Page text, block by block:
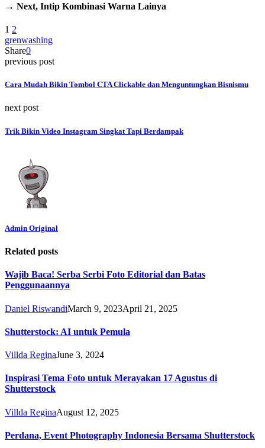
→ Next, Intip Kombinasi Warna Lainya
1 2
grenwashing
Share0
previous post
Cara Mudah Bikin Tombol CTA Clickable dan Menguntungkan Bisnismu
next post
Trik Bikin Video Instagram Singkat Tapi Berdampak
Admin Original
Related posts
Wajib Baca! Serba Serbi Foto Editorial dan Batas
Penggunaannya
Daniel RiswandiMarch 9, 2023April 21, 2025
Shutterstock: AI untuk Pemula
Villda ReginaJune 3, 2024
Inspirasi Tema Foto untuk Merayakan 17 Agustus di
Shutterstock
Villda ReginaAugust 12, 2025
Perdana, Event Photography Indonesia Bersama Shutterstock